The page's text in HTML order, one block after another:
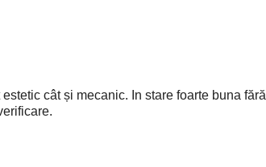
cât și mecanic. In stare foarte buna fără